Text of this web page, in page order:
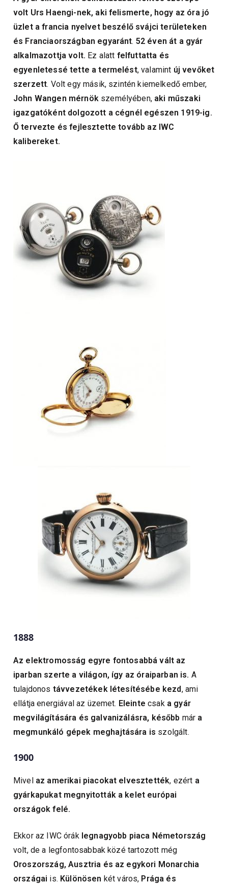
volt Urs Haengi-nek, aki felismerte, hogy az óra jó
üzlet a francia nyelvet beszélő svájci területeken
és Franciaországban egyaránt. 52 éven át a gyár
alkalmazottja volt. Ez alatt felfuttatta és
egyenletessé tette a termelést, valamint új vevőket
szerzett. Volt egy másik, szintén kiemelkedő ember,
John Wangen mérnök személyében, aki műszaki
igazgatóként dolgozott a cégnél egészen 1919-ig.
Ő tervezte és fejlesztette tovább az IWC
kalibereket.
1888
Az elektromosság egyre fontosabbá vált az
iparban szerte a világon, így az óraiparban is. A
tulajdonos távvezetékek létesítésébe kezd, ami
ellátja energiával az üzemet. Eleinte csak a gyár
megvilágítására és galvanizálásra, később már a
megmunkáló gépek meghajtására is szolgált.
1900
Mivel az amerikai piacokat elvesztették, ezért a
gyárkapukat megnyitották a kelet európai
országok felé.
Ekkor az IWC órák legnagyobb piaca Németország
volt, de a legfontosabbak közé tartozott még
Oroszország, Ausztria és az egykori Monarchia
országai is. Különösen két város, Prága és